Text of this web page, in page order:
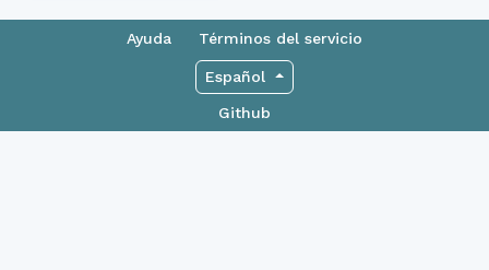
Ayuda Términos del servicio
Español
Github